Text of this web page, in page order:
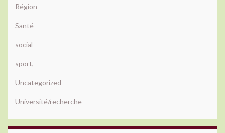
Région
Santé
social
sport,
Uncategorized
Université/recherche